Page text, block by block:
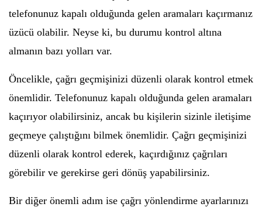
telefonunuz kapalı olduğunda gelen aramaları kaçırmanız
üzücü olabilir. Neyse ki, bu durumu kontrol altına
almanın bazı yolları var.
Öncelikle, çağrı geçmişinizi düzenli olarak kontrol etmek
önemlidir. Telefonunuz kapalı olduğunda gelen aramaları
kaçırıyor olabilirsiniz, ancak bu kişilerin sizinle iletişime
geçmeye çalıştığını bilmek önemlidir. Çağrı geçmişinizi
düzenli olarak kontrol ederek, kaçırdığınız çağrıları
görebilir ve gerekirse geri dönüş yapabilirsiniz.
Bir diğer önemli adım ise çağrı yönlendirme ayarlarınızı